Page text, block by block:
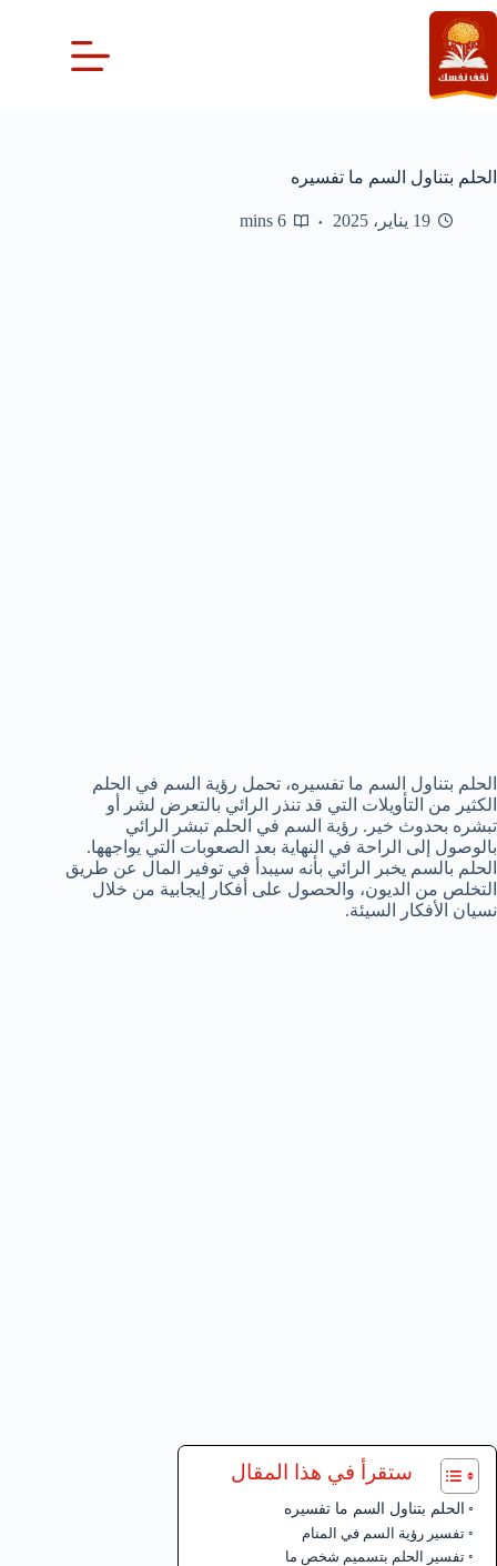
التجاوز
إلى
المحتوى
الحلم بتناول السم ما تفسيره
19 يناير، 2025 6 mins
الحلم بتناول السم ما تفسيره، تحمل رؤية السم في الحلم
الكثير من التأويلات التي قد تنذر الرائي بالتعرض لشر أو
تبشره بحدوث خير. رؤية السم في الحلم تبشر الرائي
بالوصول إلى الراحة في النهاية بعد الصعوبات التي يواجهها.
الحلم بالسم يخبر الرائي بأنه سيبدأ في توفير المال عن طريق
التخلص من الديون، والحصول على أفكار إيجابية من خلال
نسيان الأفكار السيئة.
ستقرأ في هذا المقال
الحلم بتناول السم ما تفسيره
تفسير رؤية السم في المنام
تفسير الحلم بتسميم شخص ما